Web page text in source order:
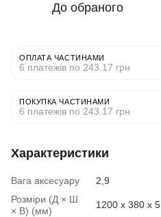
До обраного
ОПЛАТА ЧАСТИНАМИ
6 платежів по 243.17 грн
ПОКУПКА ЧАСТИНАМИ
6 платежів по 243.17 грн
Характеристики
Вага аксесуару
2,9
Розміри (Д × Ш
× В) (мм)
1200 x 380 x 5